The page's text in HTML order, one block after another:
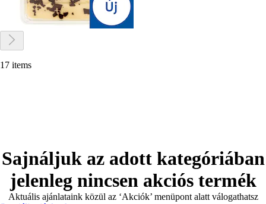
17 items
Sajnáljuk az adott kategóriában
jelenleg nincsen akciós termék
Aktuális ajánlataink közül az ‘Akciók’ menüpont alatt válogathatsz